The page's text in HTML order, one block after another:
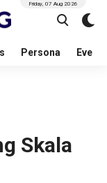
Persona Event
Friday, 07 Aug 2026
Skala